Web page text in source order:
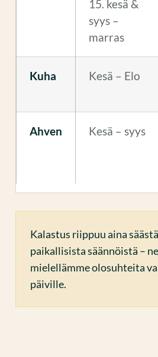
15. kesä &
syys –
marras
Kuha Kesä – Elo
Ahven Kesä – syys
Kalastus riippuu aina
paikallisista säännöistä –
mielellämme olosuhteita
päiville.